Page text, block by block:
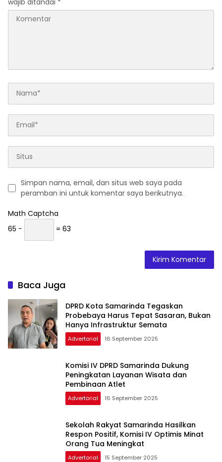
Simpan nama, email, dan situs web saya pada
peramban ini untuk komentar saya berikutnya.
Math Captcha
65 −
= 63
Baca Juga
DPRD Kota Samarinda Tegaskan
Probebaya Harus Tepat Sasaran, Bukan
Hanya Infrastruktur Semata
Advertorial 16 September 2025
Komisi IV DPRD Samarinda Dukung
Peningkatan Layanan Wisata dan
Pembinaan Atlet
Advertorial 16 September 2025
Sekolah Rakyat Samarinda Hasilkan
Respon Positif, Komisi IV Optimis Minat
Orang Tua Meningkat
Advertorial 15 September 2025